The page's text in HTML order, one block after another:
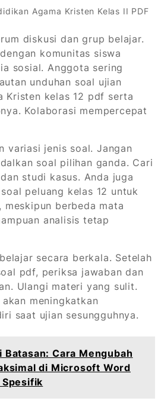
Agama Kristen Kelas II PDF
diskusi dan grup belajar.
komunitas siswa
sosial. Anggota sering
unduhan soal ujian
Kristen kelas 12 pdf serta
Kolaborasi mempercepat
variasi jenis soal. Jangan
soal pilihan ganda. Cari
studi kasus. Anda juga
peluang kelas 12 untuk
meskipun berbeda mata
analisis tetap
secara berkala. Setelah
pdf, periksa jawaban dan
Ulangi materi yang sulit.
meningkatkan
saat ujian sesungguhnya.
Batasan: Cara Mengubah
di Microsoft Word